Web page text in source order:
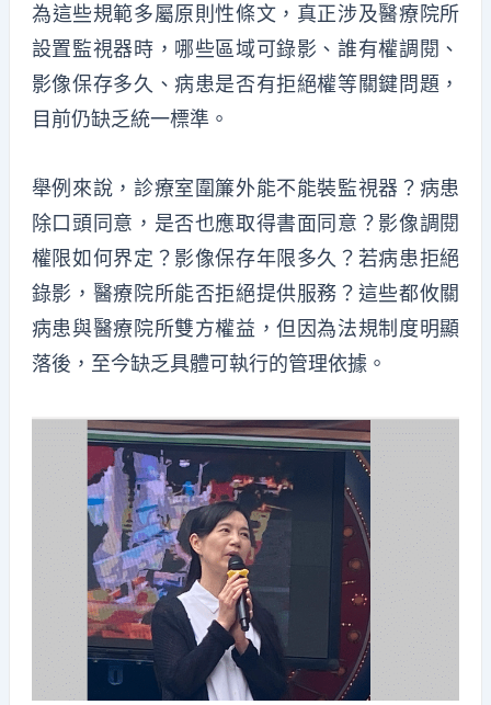
為這些規範多屬原則性條文，真正涉及醫療院所
設置監視器時，哪些區域可錄影、誰有權調閱、
影像保存多久、病患是否有拒絕權等關鍵問題，
目前仍缺乏統一標準。
舉例 來說 ，診療室圍簾外能不能裝監視器？病患
除口頭同意，是否也應取得書面同意？影像調閱
權限如何界定？影像保存年限多久？若病患拒絕
錄影，醫療院所能否拒絕提供服務？這些都攸關
病患與醫療院所雙方權益，但因為法規制度明顯
落後，至今缺乏具體可執行的管理依據。